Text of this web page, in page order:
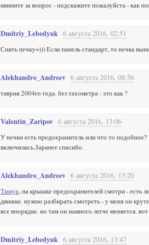
ивините за вопрос - подскажите пожалуйста - как
Dmitriy_Lebedyuk 6 августа 2016, 02:51
Снять печку=))) Если панель стандарт, то печка
Alekhandro_Andreev 6 августа 2016, 08:56
таврия 2004го года. без тахометра - это как ?
Valentin_Zaripov 6 августа 2016, 13:06
У печки есть предохранитель или что то
включилась.Заранее спасибо.
Alekhandro_Andreev 6 августа 2016, 13:20
Тимур, на крышке предохранителей смотри - есть
движке. нужно разбирать смотреть - у меня он
все впорядке. но там он намного легче меняется.
Dmitriy_Lebedyuk 6 августа 2016, 13:47